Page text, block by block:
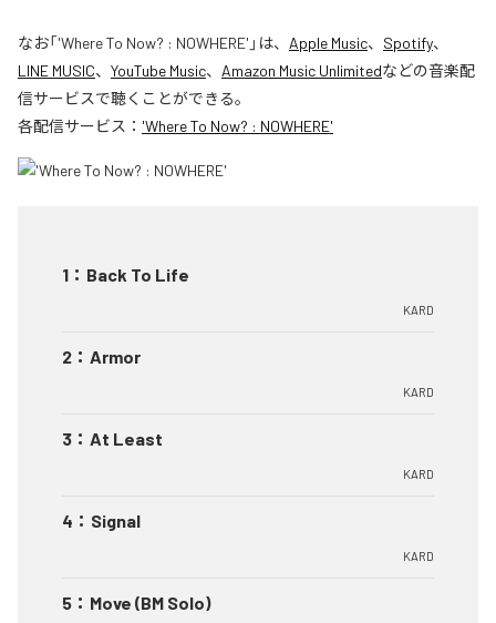
なお「'Where To Now? : NOWHERE' 」は、 Apple Music、 Spotify、
LINE MUSIC、 YouTube Music、 Amazon Music Unlimitedなどの音楽配
信サービスで聴くことができる。
各配信サービス： 'Where To Now? : NOWHERE'
1 ： Back To Life
KARD
2 ： Armor
KARD
3 ： At Least
KARD
4 ： Signal
KARD
5 ： Move (BM Solo)